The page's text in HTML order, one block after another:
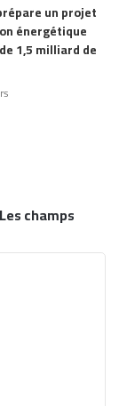
un projet
énergétique
1,5 milliard de
Les champs